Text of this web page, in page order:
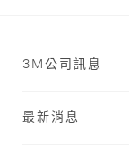
3M公司訊息
最新消息